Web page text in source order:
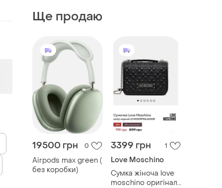
Ще продаю
19500 грн 0
Airpods max green (
без коробки)
3399 грн 1
Love Moschino
Сумка жіноча love
moschino оригінал